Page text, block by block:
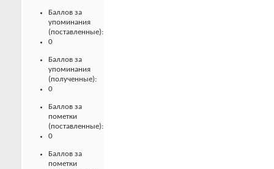
Баллов за
упоминания
(поставленные):
0
Баллов за
упоминания
(полученные):
0
Баллов за
пометки
(поставленные):
0
Баллов за
пометки